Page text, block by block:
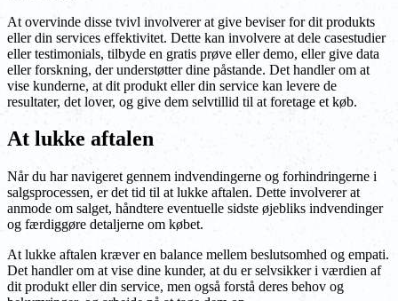
At overvinde disse tvivl involverer at give beviser for dit produkts
eller din services effektivitet. Dette kan involvere at dele casestudier
eller testimonials, tilbyde en gratis prøve eller demo, eller give data
eller forskning, der understøtter dine påstande. Det handler om at
vise kunderne, at dit produkt eller din service kan levere de
resultater, det lover, og give dem selvtillid til at foretage et køb.
At lukke aftalen
Når du har navigeret gennem indvendingerne og forhindringerne i
salgsprocessen, er det tid til at lukke aftalen. Dette involverer at
anmode om salget, håndtere eventuelle sidste øjebliks indvendinger
og færdiggøre detaljerne om købet.
At lukke aftalen kræver en balance mellem beslutsomhed og empati.
Det handler om at vise dine kunder, at du er selvsikker i værdien af
dit produkt eller din service, men også forstå deres behov og